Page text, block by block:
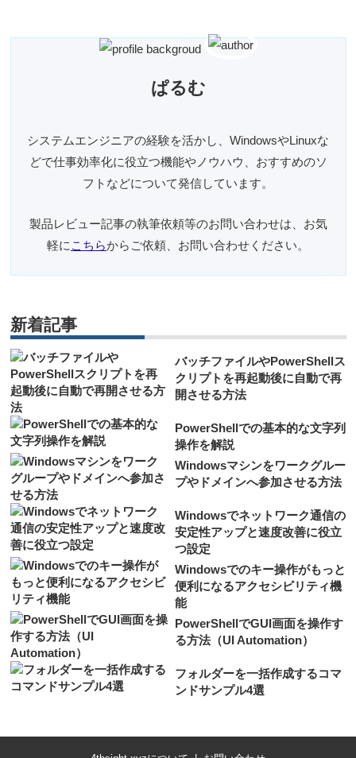
ぱるむ
システムエンジニアの経験を活かし、WindowsやLinuxな
どで仕事効率化に役立つ機能やノウハウ、おすすめのソ
フトなどについて発信しています。
製品レビュー記事の執筆依頼等のお問い合わせは、お気
軽に こちらからご依頼、お問い合わせください。
新着記事
バッチファイルやPowerShellス
クリプトを再起動後に自動で再
開させる方法
PowerShellでの基本的な文字列
操作を解説
Windowsマシンをワークグルー
プやドメインへ参加させる方法
Windowsでネットワーク通信の
安定性アップと速度改善に役立
つ設定
Windowsでのキー操作がもっと
便利になるアクセシビリティ機
能
PowerShellでGUI画面を操作す
る方法（UI Automation）
フォルダーを一括作成するコマ
ンドサンプル4選